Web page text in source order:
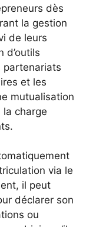
dès
la gestion
de leurs
d’outils
partenariats
et les
mutualisation
charge
via le
il peut
déclarer son
ou